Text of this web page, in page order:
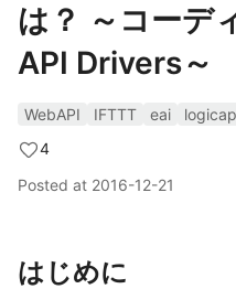
は？ ～コーデ
API Drivers～
WebAPI IFTTT eai
4
Posted at 2016-12-21
はじめに